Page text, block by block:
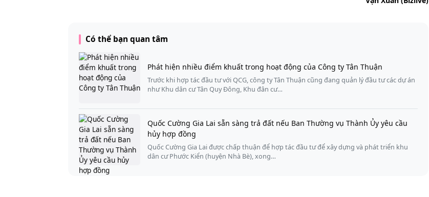
Có thể bạn quan tâm
Phát hiện nhiều điểm khuất trong hoạt động của Công ty Tân Thuận
Trước khi hợp tác đầu tư với QCG, công ty Tân Thuận cũng đang quản lý đầu tư các dự án
như Khu dân cư Tân Quy Đông, Khu đân cư…
Quốc Cường Gia Lai sẵn sàng trả đất nếu Ban Thường vụ Thành Ủy yêu cầu
hủy hợp đồng
Quốc Cường Gia Lai được chấp thuận để hợp tác đầu tư để xây dựng và phát triển khu
dân cư Phước Kiển (huyện Nhà Bè), xong…